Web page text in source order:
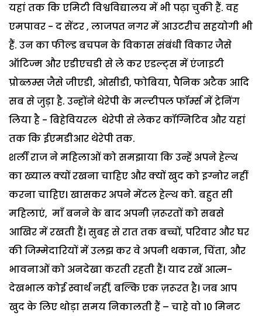
यहां तक कि एमिटी विश्वविद्यालय में भी पढ़ा चुकी हैं. वह
एमपावर - द सेंटर , लाजपत नगर में आउटरीच सहयोगी भी
हैं. उन का फील्ड बचपन के विकास संबंधी विकार जैसे
ऑटिज्म और एडीएचडी से ले कर एडल्ट्स में एंजाइटी
प्रोब्लम्स जैसे जीएडी, ओसीडी, फोबिया, पैनिक अटैक आदि
सब से जुड़ा है. उन्होंने थेरेपी के मल्टीपल फॉर्म्स में ट्रेनिंग
लिया है - बिहेवियरल थेरेपी से लेकर कॉग्निटिव और यहां
तक कि ईएमडीआर थेरेपी तक.
शर्ली राज ने महिलाओं को समझाया कि उन्हें अपने हेल्थ
का ख्याल क्यों रखना चाहिए और क्यों खुद को इग्नोर नहीं
करना चाहिए। खासकर अपने मेंटल हेल्थ को. बहुत सी
महिलाएं, माँ बनने के बाद अपनी ज़रूरतों को सबसे
आखिर में रखती हैं। सुबह से रात तक बच्चों, परिवार और घर
की जिम्मेदारियों में उलझ कर वे अपनी थकान, चिंता, और
भावनाओं को अनदेखा करती रहती हैं। याद रखें आत्म-
देखभाल कोई स्वार्थ नहीं, बल्कि एक ज़रूरत है। जब आप
खुद के लिए थोड़ा समय निकालती हैं – चाहे वो 10 मिनट